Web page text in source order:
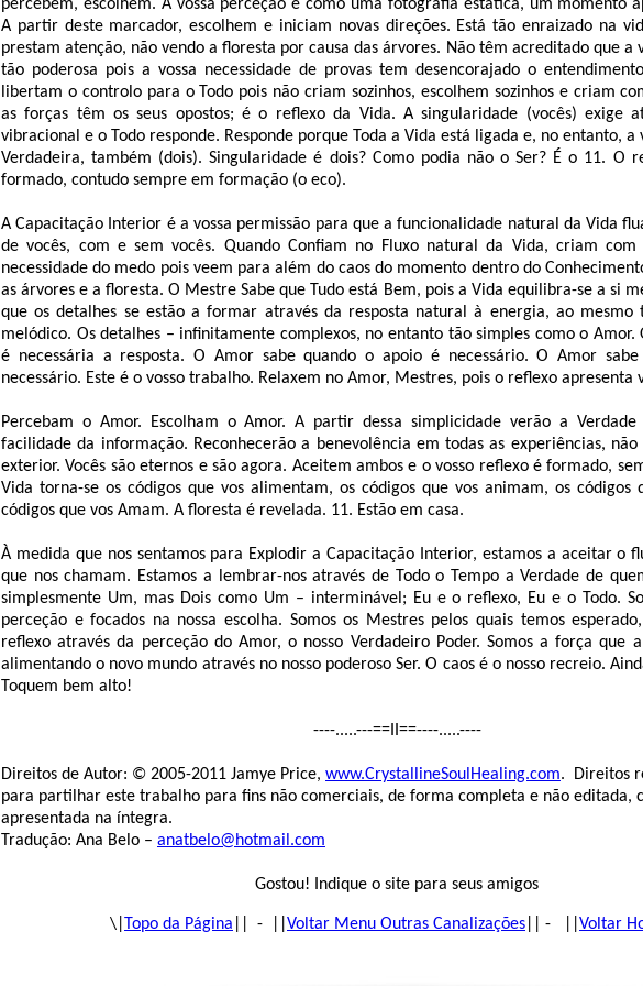
percebem, escolhem. A vossa perceção é como uma fotografia estática, um momento
A partir deste marcador, escolhem e iniciam novas direções. Está tão enraizado na
prestam atenção, não vendo a floresta por causa das árvores. Não têm acreditado que a
tão poderosa pois a vossa necessidade de provas tem desencorajado o
libertam o controlo para o Todo pois não criam sozinhos, escolhem sozinhos e criam
as forças têm os seus opostos; é o reflexo da Vida. A singularidade (vocês) exige
vibracional e o Todo responde. Responde porque Toda a Vida está ligada e, no entanto, a
Verdadeira, também (dois). Singularidade é dois? Como podia não o Ser? É o 11. O
formado, contudo sempre em formação (o eco).
A Capacitação Interior é a vossa permissão para que a funcionalidade natural da Vida
de vocês, com e sem vocês. Quando Confiam no Fluxo natural da Vida, criam
necessidade do medo pois veem para além do caos do momento dentro do
as árvores e a floresta. O Mestre Sabe que Tudo está Bem, pois a Vida equilibra-se a si
que os detalhes se estão a formar através da resposta natural à energia, ao mesmo
melódico. Os detalhes – infinitamente complexos, no entanto tão simples como o Amor.
é necessária a resposta. O Amor sabe quando o apoio é necessário. O Amor
necessário. Este é o vosso trabalho. Relaxem no Amor, Mestres, pois o reflexo apresenta
Percebam o Amor. Escolham o Amor. A partir dessa simplicidade verão a
facilidade da informação. Reconhecerão a benevolência em todas as experiências,
exterior. Vocês são eternos e são agora. Aceitem ambos e o vosso reflexo é formado,
Vida torna-se os códigos que vos alimentam, os códigos que vos animam, os códigos
códigos que vos Amam. A floresta é revelada. 11. Estão em casa.
À medida que nos sentamos para Explodir a Capacitação Interior, estamos a aceitar o
que nos chamam. Estamos a lembrar-nos através de Todo o Tempo a Verdade de
simplesmente Um, mas Dois como Um – interminável; Eu e o reflexo, Eu e o Todo.
perceção e focados na nossa escolha. Somos os Mestres pelos quais temos
reflexo através da perceção do Amor, o nosso Verdadeiro Poder. Somos a força que
alimentando o novo mundo através no nosso poderoso Ser. O caos é o nosso recreio.
Toquem bem alto!
----.....---==II==----.....----
Direitos de Autor: © 2005-2011 Jamye Price, www.CrystallineSoulHealing.com. Direitos
para partilhar este trabalho para fins não comerciais, de forma completa e não editada,
apresentada na íntegra.
Tradução: Ana Belo – anatbelo@hotmail.com
Gostou! Indique o site para seus amigos
\| Topo da Página || - || Voltar Menu Outras Canalizações || - || Voltar